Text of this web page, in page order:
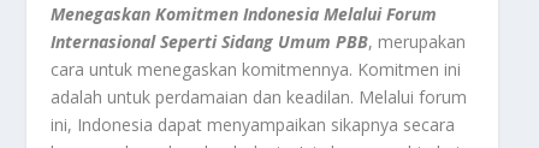
Menegaskan Komitmen Indonesia Melalui Forum
Internasional Seperti Sidang Umum PBB, merupakan
cara untuk menegaskan komitmennya. Komitmen ini
adalah untuk perdamaian dan keadilan. Melalui forum
ini, Indonesia dapat menyampaikan sikapnya secara